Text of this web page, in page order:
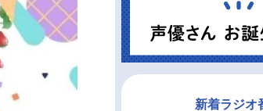
新着ラジオ